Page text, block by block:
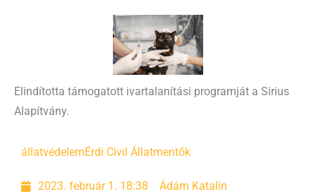
Elindította támogatott ivartalanítási programját a Sirius
Alapítvány.
állatvédelemÉrdi Civil Állatmentők
2023. február 1. 18:38 Ádám Katalin